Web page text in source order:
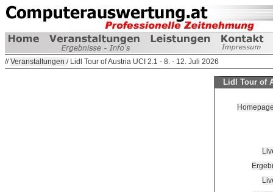
//Veranstaltungen / Lidl Tour of Austria UCI 2.1 - 8. - 12. Juli 2026
Lidl Tour of